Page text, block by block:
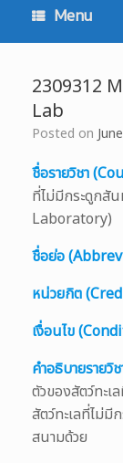
Menu
2309312
Lab
Posted on
ชื่อรายวิชา
ที่ไม่มีกระดูก
Laboratory)
ชื่อย่อ
หน่วยกิต
เงื่อนไข
คำอธิบายรายวิช
ตัวของสัตว์ทะเ
สัตว์ทะเลที่ไม่
สนามด้วย